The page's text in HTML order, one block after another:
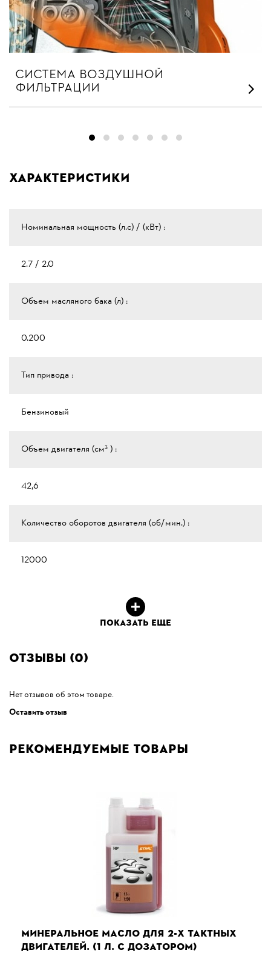
СИСТЕМА ВОЗДУШНОЙ
ФИЛЬТРАЦИИ
Характеристики
Номинальная мощность (л.с) / (кВт) :
2.7 / 2.0
Объем масляного бака (л) :
0.200
Тип привода :
Бензиновый
Объем двигателя (см³ ) :
42,6
Количество оборотов двигателя (об/мин.) :
12000
ПОКАЗАТЬ ЕЩЕ
Отзывы (0)
Нет отзывов об этом товаре.
Оставить отзыв
Рекомендуемые товары
МИНЕРАЛЬНОЕ МАСЛО ДЛЯ 2-Х ТАКТНЫХ
ДВИГАТЕЛЕЙ. (1 Л. С ДОЗАТОРОМ)